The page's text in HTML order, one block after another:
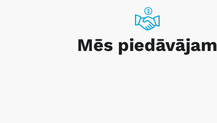
Mēs piedāvājam